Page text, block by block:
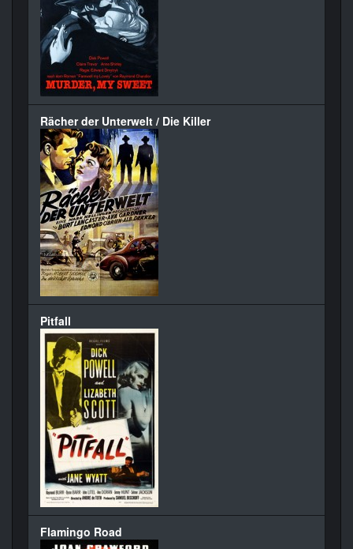
Rächer der Unterwelt / Die Killer
Pitfall
Flamingo Road